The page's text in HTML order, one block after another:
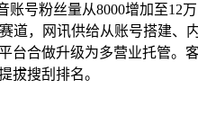
粉丝量从8000增加至12万
道，网讯供给从账号搭建、
合做升级为多营业托管。
拔搜刮排名。